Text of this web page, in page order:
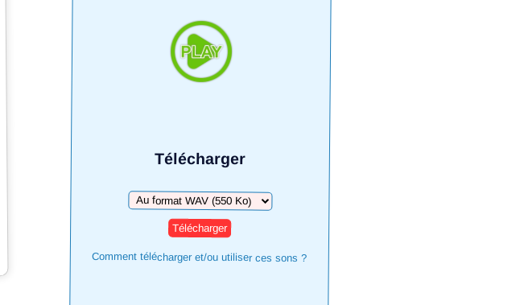
Télécharger
Télécharger
Comment télécharger et/ou utiliser ces sons ?